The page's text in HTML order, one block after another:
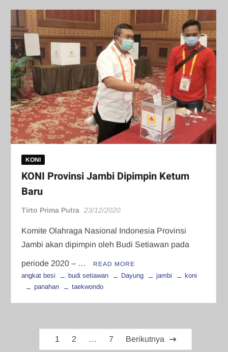
KONI
KONI Provinsi Jambi Dipimpin Ketum
Baru
Tirto Prima Putra 23/12/2020
Komite Olahraga Nasional Indonesia Provinsi
Jambi akan dipimpin oleh Budi Setiawan pada
periode 2020 – … READ MORE
angkat besi budi setiawan Dayung jambi
koni
panahan
taekwondo
Paginasi
1 2 … 7 Berikutnya